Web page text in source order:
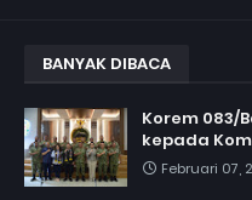
BANYAK DIBACA
Korem 083/
kepada
Februari 07,